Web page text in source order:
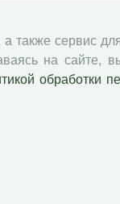
С. 257-259
а также сервис
на сайте,
обработки